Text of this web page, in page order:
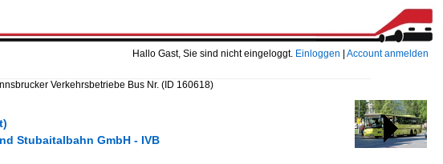
Hallo Gast, Sie sind nicht eingeloggt. Einloggen Account anmelden
Verkehrsbetriebe Bus Nr. (ID 160618)
Stubaitalbahn GmbH - IVB